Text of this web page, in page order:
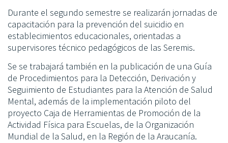
Durante el segundo semestre se realizarán jornadas de
capacitación para la prevención del suicidio en
establecimientos educacionales, orientadas a
supervisores técnico pedagógicos de las Seremis.
Se se trabajará también en la publicación de una Guía
de Procedimientos para la Detección, Derivación y
Seguimiento de Estudiantes para la Atención de Salud
Mental, además de la implementación piloto del
proyecto Caja de Herramientas de Promoción de la
Actividad Física para Escuelas, de la Organización
Mundial de la Salud, en la Región de la Araucanía.